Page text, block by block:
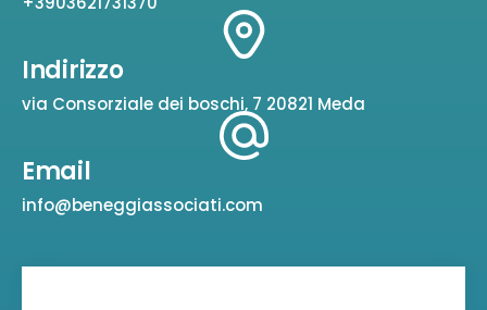
Indirizzo
via Consorziale dei boschi, 7 20821 Meda
Email
info@beneggiassociati.com